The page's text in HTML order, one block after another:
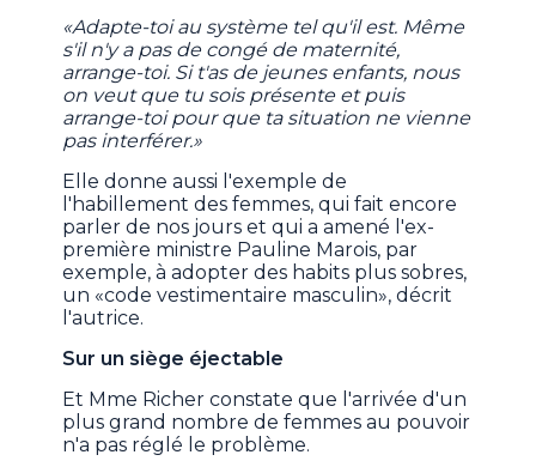
«Adapte-toi au système tel qu'il est. Même
s'il n'y a pas de congé de maternité,
arrange-toi. Si t'as de jeunes enfants, nous
on veut que tu sois présente et puis
arrange-toi pour que ta situation ne vienne
pas interférer.»
Elle donne aussi l'exemple de
l'habillement des femmes, qui fait encore
parler de nos jours et qui a amené l'ex-
première ministre Pauline Marois, par
exemple, à adopter des habits plus sobres,
un «code vestimentaire masculin», décrit
l'autrice.
Sur un siège éjectable
Et Mme Richer constate que l'arrivée d'un
plus grand nombre de femmes au pouvoir
n'a pas réglé le problème.